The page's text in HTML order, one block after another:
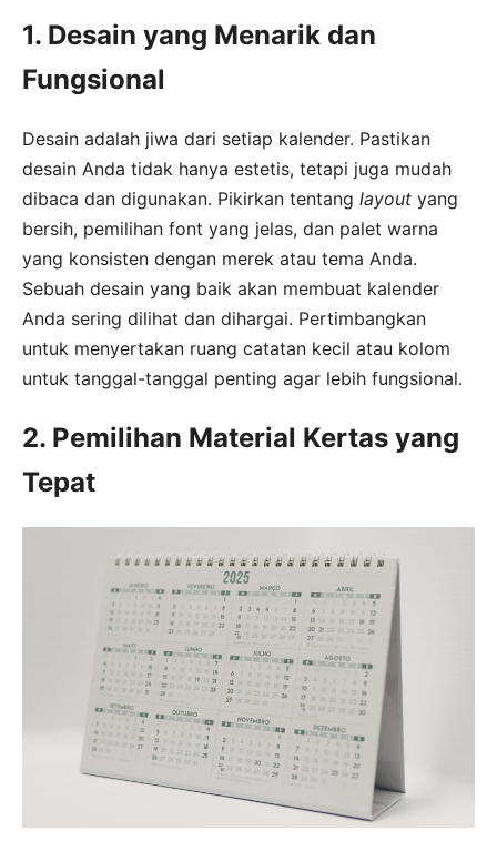
1. Desain yang Menarik dan
Fungsional
Desain adalah jiwa dari setiap kalender. Pastikan
desain Anda tidak hanya estetis, tetapi juga mudah
dibaca dan digunakan. Pikirkan tentang layout yang
bersih, pemilihan font yang jelas, dan palet warna
yang konsisten dengan merek atau tema Anda.
Sebuah desain yang baik akan membuat kalender
Anda sering dilihat dan dihargai. Pertimbangkan
untuk menyertakan ruang catatan kecil atau kolom
untuk tanggal-tanggal penting agar lebih fungsional.
2. Pemilihan Material Kertas yang
Tepat